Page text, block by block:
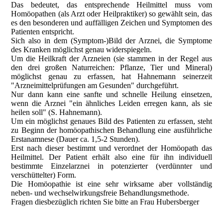
Das bedeutet, das entsprechende Heilmittel muss vom
Homöopathen (als Arzt oder Heilpraktiker) so gewählt sein, das
es den besonderen und auffälligen Zeichen und Symptomen des
Patienten entspricht.
Sich also in dem (Symptom-)Bild der Arznei, die Symptome
des Kranken möglichst genau widerspiegeln.
Um die Heilkraft der Arzneien (sie stammen in der Regel aus
den drei großen Naturreichen: Pflanze, Tier und Mineral)
möglichst genau zu erfassen, hat Hahnemann seinerzeit
"Arzneimittelprüfungen am Gesunden" durchgeführt.
Nur dann kann eine sanfte und schnelle Heilung einsetzen,
wenn die Arznei "ein ähnliches Leiden erregen kann, als sie
heilen soll" (S. Hahnemann).
Um ein möglichst genaues Bild des Patienten zu erfassen, steht
zu Beginn der homöopathischen Behandlung eine ausführliche
Erstanamnese (Dauer ca. 1,5-2 Stunden).
Erst nach dieser bestimmt und verordnet der Homöopath das
Heilmittel. Der Patient erhält also eine für ihn individuell
bestimmte Einzelarznei in potenzierter (verdünnter und
verschüttelter) Form.
Die Homöopathie ist eine sehr wirksame aber vollständig
neben- und wechselwirkungsfreie Behandlungsmethode.
Fragen diesbezüglich richten Sie bitte an Frau Hubersberger